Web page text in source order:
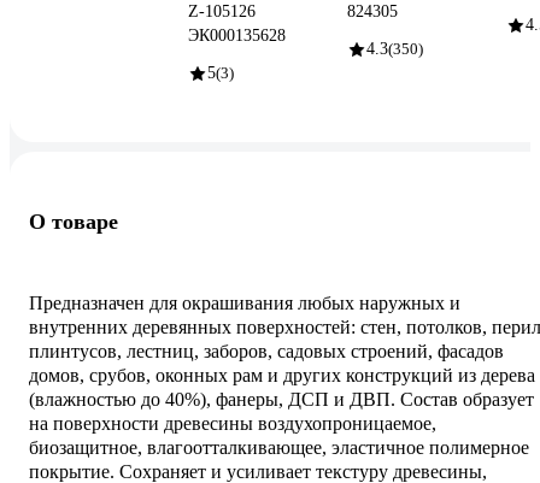
Z-105126
ЭК000135628
5(3)
824305
4.3(350)
О товаре
Предназначен для окрашивания любых наружных и
внутренних деревянных поверхностей: стен, потолков,
плинтусов, лестниц, заборов, садовых строений, фасадов
домов, срубов, оконных рам и других конструкций из дерева
(влажностью до 40%), фанеры, ДСП и ДВП. Состав образует
на поверхности древесины воздухопроницаемое,
биозащитное, влагоотталкивающее, эластичное полимерное
покрытие. Сохраняет и усиливает текстуру древесины,